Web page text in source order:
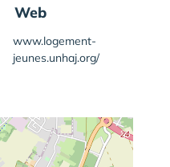
Web
www.logement-
jeunes.unhaj.org/